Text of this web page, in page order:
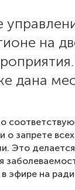
на
дана
о запрете
Это
эфире на